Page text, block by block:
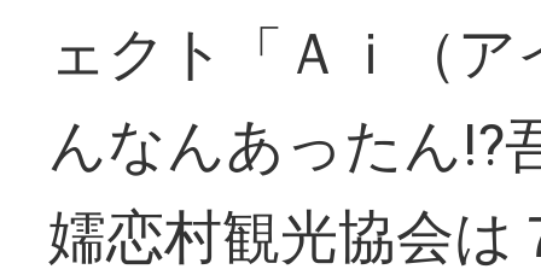
ェクト「Ａｉ（
んなんあったん⁉
嬬恋村観光協会